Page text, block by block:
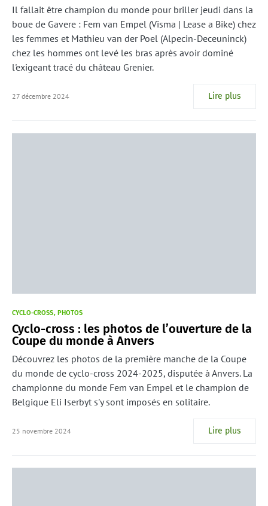
Il fallait être champion du monde pour briller jeudi dans la
boue de Gavere : Fem van Empel (Visma | Lease a Bike) chez
les femmes et Mathieu van der Poel (Alpecin-Deceuninck)
chez les hommes ont levé les bras après avoir dominé
l'exigeant tracé du château Grenier.
27 décembre 2024 Lire plus
CYCLO-CROSS PHOTOS
Cyclo-cross : les photos de l’ouverture de la
Coupe du monde à Anvers
Découvrez les photos de la première manche de la Coupe
du monde de cyclo-cross 2024-2025, disputée à Anvers. La
championne du monde Fem van Empel et le champion de
Belgique Eli Iserbyt s'y sont imposés en solitaire.
25 novembre 2024 Lire plus